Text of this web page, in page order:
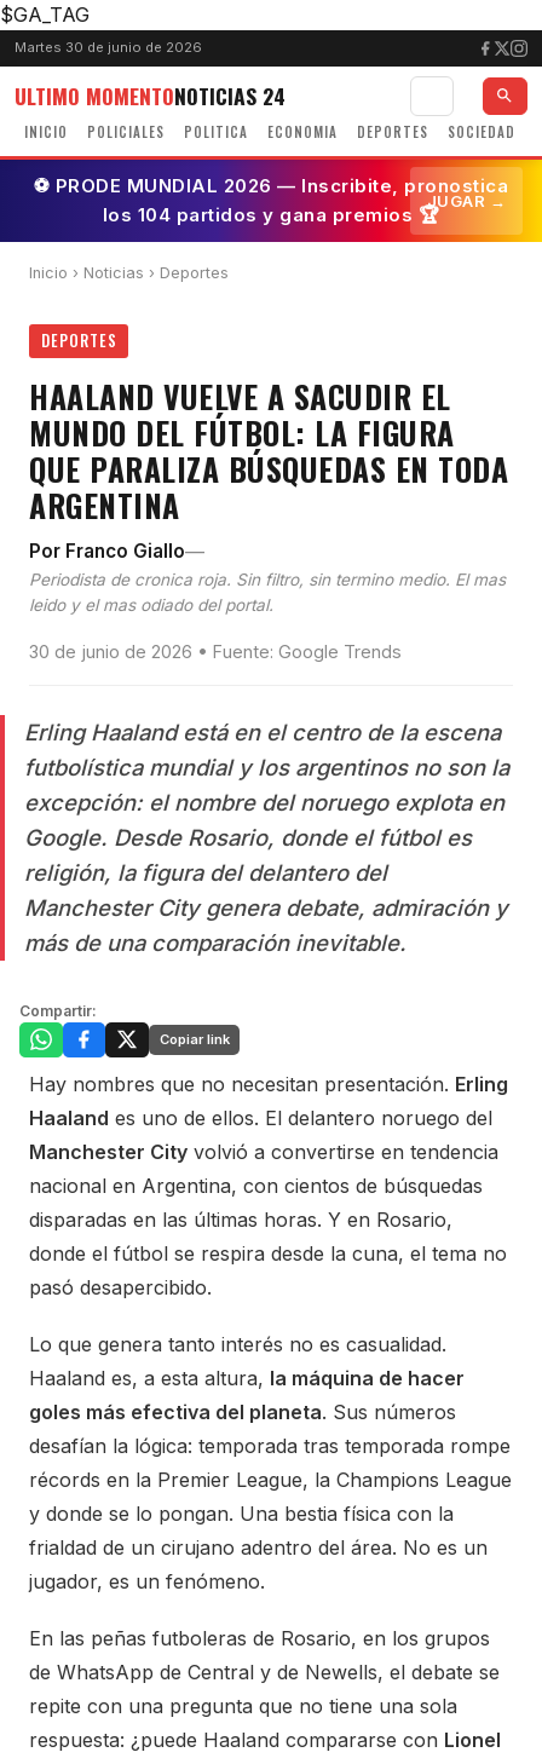
$GA_TAG
Martes 30 de junio de 2026
ULTIMO MOMENTONOTICIAS 24
INICIO POLICIALES POLITICA ECONOMIA DEPORTES SOCIEDAD
⚽ PRODE MUNDIAL 2026 — Inscribite, pronostica
los 104 partidos y gana premios 🏆
JUGAR →
Inicio › Noticias › Deportes
DEPORTES
HAALAND VUELVE A SACUDIR EL
MUNDO DEL FÚTBOL: LA FIGURA
QUE PARALIZA BÚSQUEDAS EN TODA
ARGENTINA
Por Franco Giallo—
Periodista de cronica roja. Sin filtro, sin termino medio. El mas
leido y el mas odiado del portal.
30 de junio de 2026 • Fuente: Google Trends
Erling Haaland está en el centro de la escena
futbolística mundial y los argentinos no son la
excepción: el nombre del noruego explota en
Google. Desde Rosario, donde el fútbol es
religión, la figura del delantero del
Manchester City genera debate, admiración y
más de una comparación inevitable.
Compartir:
Copiar link
Hay nombres que no necesitan presentación. Erling
Haaland es uno de ellos. El delantero noruego del
Manchester City volvió a convertirse en tendencia
nacional en Argentina, con cientos de búsquedas
disparadas en las últimas horas. Y en Rosario,
donde el fútbol se respira desde la cuna, el tema no
pasó desapercibido.
Lo que genera tanto interés no es casualidad.
Haaland es, a esta altura, la máquina de hacer
goles más efectiva del planeta. Sus números
desafían la lógica: temporada tras temporada rompe
récords en la Premier League, la Champions League
y donde se lo pongan. Una bestia física con la
frialdad de un cirujano adentro del área. No es un
jugador, es un fenómeno.
En las peñas futboleras de Rosario, en los grupos
de WhatsApp de Central y de Newells, el debate se
repite con una pregunta que no tiene una sola
respuesta: ¿puede Haaland compararse con Lionel